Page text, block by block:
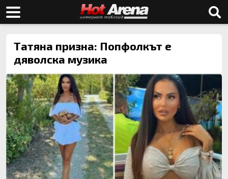
Татяна призна: Попфолкът е
дяволска музика